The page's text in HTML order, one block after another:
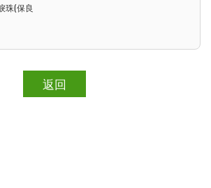
珠(保良
返回